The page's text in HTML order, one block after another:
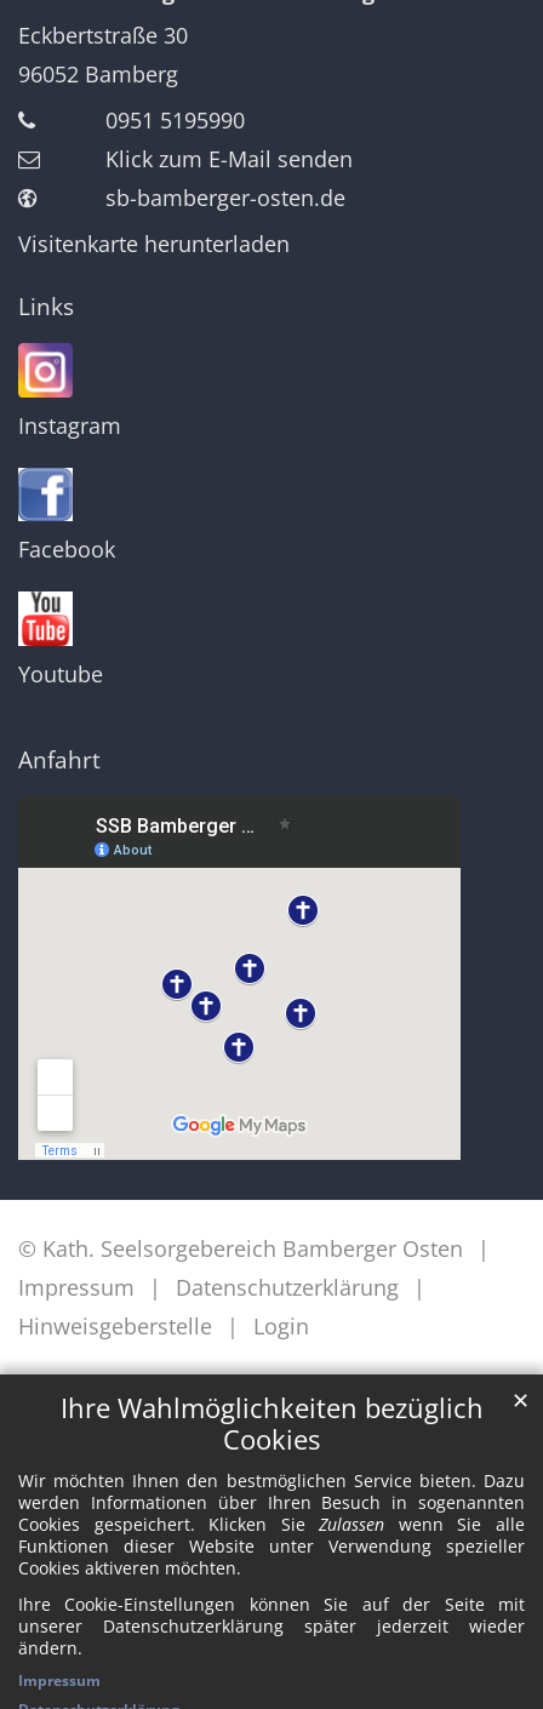
Ihre Wahlmöglichkeiten bezüglich
Cookies
Wir möchten Ihnen den bestmöglichen Service bieten. Dazu
werden Informationen über Ihren Besuch in sogenannten
Cookies gespeichert. Klicken SieZulassen wenn Sie alle
Funktionen dieser Website unter Verwendung spezieller
Cookies aktiveren möchten.
Ihre Cookie-Einstellungen können Sie auf der Seite mit
unserer Datenschutzerklärung später jederzeit wieder
ändern.
✕
Impressum
Eckbertstraße 30
96052 Bamberg
0951 5195990
Klick zum E-Mail senden
sb-bamberger-osten.de
Visitenkarte herunterladen
Links
Instagram
Facebook
Youtube
Anfahrt
© Kath. Seelsorgebereich Bamberger Osten
Impressum
Datenschutzerklärung
Hinweisgeberstelle
Login